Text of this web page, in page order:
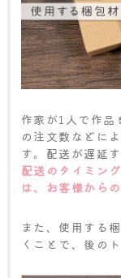
作家が1人で作品
の注文数などに
す。配送が遅延
配送のタイミン
は、お客様から
また、使用する
くことで、後の